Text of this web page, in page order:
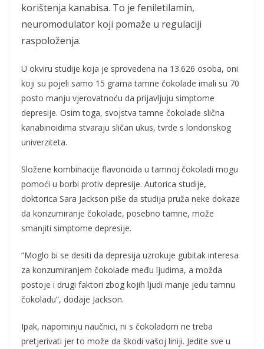
korištenja kanabisa. To je feniletilamin,
neuromodulator koji pomaže u regulaciji
raspoloženja.
U okviru studije koja je sprovedena na 13.626 osoba, oni
koji su pojeli samo 15 grama tamne čokolade imali su 70
posto manju vjerovatnoću da prijavljuju simptome
depresije. Osim toga, svojstva tamne čokolade slična
kanabinoidima stvaraju sličan ukus, tvrde s londonskog
univerziteta.
Složene kombinacije flavonoida u tamnoj čokoladi mogu
pomoći u borbi protiv depresije. Autorica studije,
doktorica Sara Jackson piše da studija pruža neke dokaze
da konzumiranje čokolade, posebno tamne, može
smanjiti simptome depresije.
“Moglo bi se desiti da depresija uzrokuje gubitak interesa
za konzumiranjem čokolade među ljudima, a možda
postoje i drugi faktori zbog kojih ljudi manje jedu tamnu
čokoladu”, dodaje Jackson.
Ipak, napominju naučnici, ni s čokoladom ne treba
pretjerivati jer to može da škodi vašoj liniji. Jedite sve u